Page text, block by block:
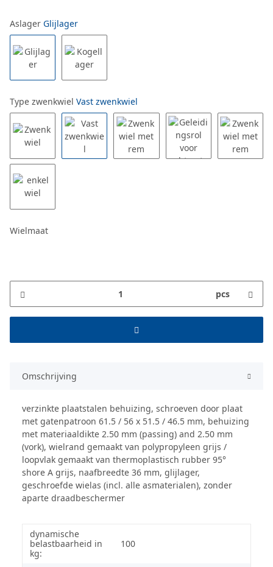
Aslager Glijlager
Type zwenkwiel Vast zwenkwiel
Wielmaat
pcs
Omschrijving
verzinkte plaatstalen behuizing, schroeven door plaat
met gatenpatroon 61.5 / 56 x 51.5 / 46.5 mm, behuizing
met materiaaldikte 2.50 mm (passing) and 2.50 mm
(vork), wielrand gemaakt van polypropyleen grijs /
loopvlak gemaakt van thermoplastisch rubber 95°
shore A grijs, naafbreedte 36 mm, glijlager,
geschroefde wielas (incl. alle asmaterialen), zonder
aparte draadbeschermer
dynamische
belastbaarheid in
kg:
100